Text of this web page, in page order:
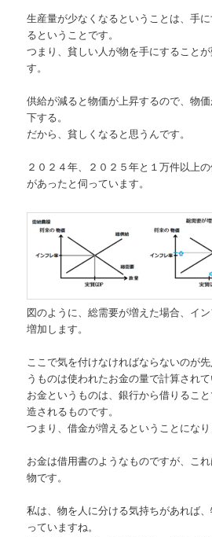
生産量が少なくなるということは、手
るということです。
つまり、貧しい人が物を手にすること
す。
供給が減ると物価が上昇するので、物
下する。
だから、貧しくなると思うんです。
２０２４年、２０２５年と１万件以上
があったと伺っています。
図のように、総需要が増えた場合、イ
増加します。
ここで気を付けなければならないのが
うものは使われたお金の量で計算されて
お金というものは、銀行から借りるこ
造されるものです。
つまり、借金が増えるということになり
お金は借用書のようなものですが、こ
物です。
私は、物を人に分ける気持ちがあれば
っていますね。